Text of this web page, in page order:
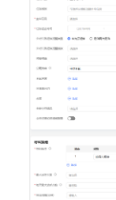
置
员
启